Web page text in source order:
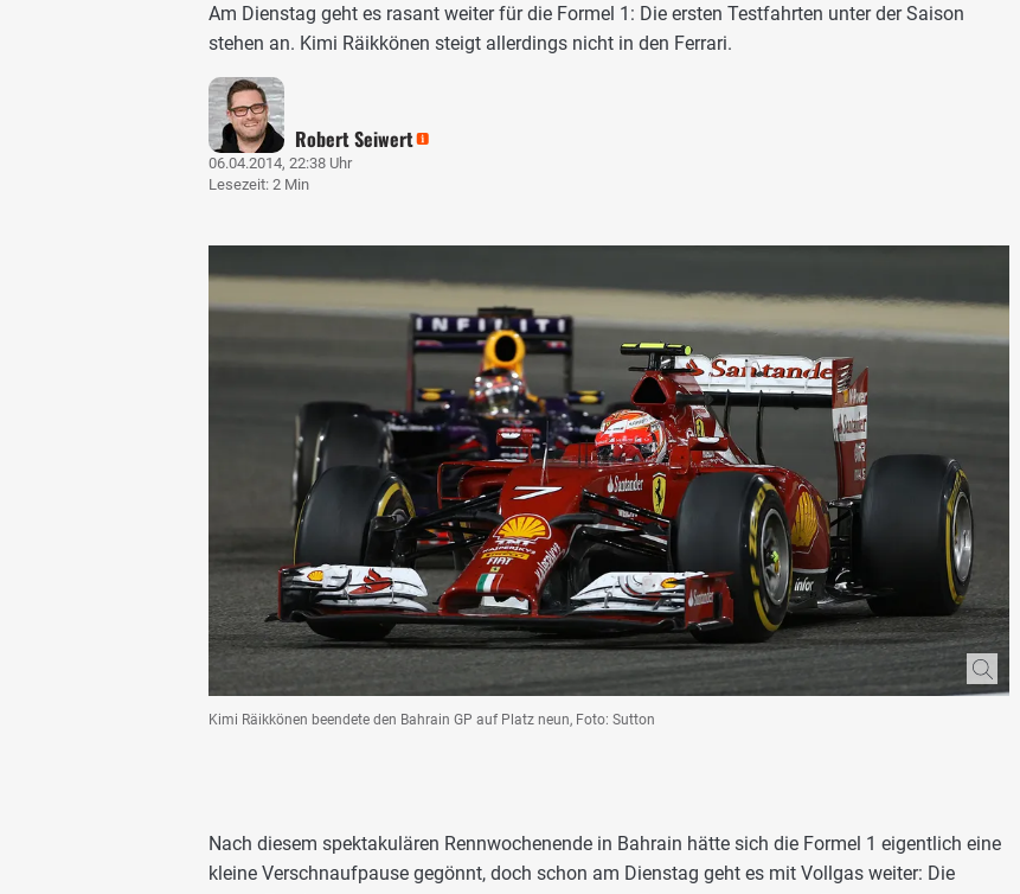
Am Dienstag geht es rasant weiter für die Formel 1: Die ersten Testfahrten unter der Saison
stehen an. Kimi Räikkönen steigt allerdings nicht in den Ferrari.
Robert Seiwert
06.04.2014, 22:38 Uhr
Lesezeit: 2 Min
Kimi Räikkönen beendete den Bahrain GP auf Platz neun, Foto: Sutton
Nach diesem spektakulären Rennwochenende in Bahrain hätte sich die Formel 1 eigentlich eine
kleine Verschnaufpause gegönnt, doch schon am Dienstag geht es mit Vollgas weiter: Die